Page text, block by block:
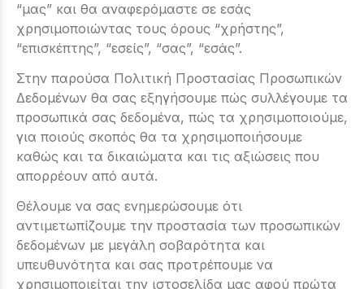
“μας” και θα αναφερόμαστε σε εσάς
χρησιμοποιώντας τους όρους “χρήστης”,
“επισκέπτης”, “εσείς”, “σας”, “εσάς”.
Στην παρούσα Πολιτική Προστασίας Προσωπικών
Δεδομένων θα σας εξηγήσουμε πώς συλλέγουμε τα
προσωπικά σας δεδομένα, πώς τα χρησιμοποιούμε,
για ποιούς σκοπός θα τα χρησιμοποιήσουμε
καθώς και τα δικαιώματα και τις αξιώσεις που
απορρέουν από αυτά.
Θέλουμε να σας ενημερώσουμε ότι
αντιμετωπίζουμε την προστασία των προσωπικών
δεδομένων με μεγάλη σοβαρότητα και
υπευθυνότητα και σας προτρέπουμε να
χρησιμοποιείται την ιστοσελίδα μας αφού πρώτα